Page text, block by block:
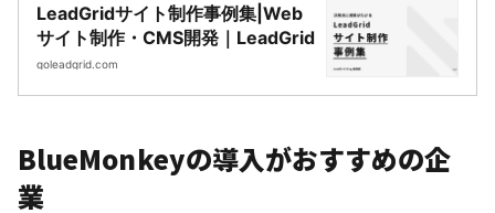
LeadGridサイト制作事例集|Web
サイト制作・CMS開発｜LeadGrid
goleadgrid.com
BlueMonkeyの導入がおすすめの企
業